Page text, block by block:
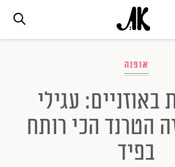
אג׳נדה
אופנה
ביוטי
אופנה
באוזניים: עגילי
הטרנד הכי רותח
בפיד